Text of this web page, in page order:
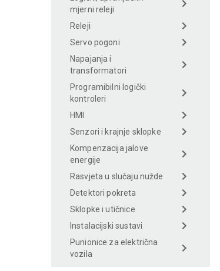
mjerni releji
Releji
Servo pogoni
Napajanja i
transformatori
Programibilni logički
kontroleri
HMI
Senzori i krajnje sklopke
Kompenzacija jalove
energije
Rasvjeta u slučaju nužde
Detektori pokreta
Sklopke i utičnice
Instalacijski sustavi
Punionice za električna
vozila